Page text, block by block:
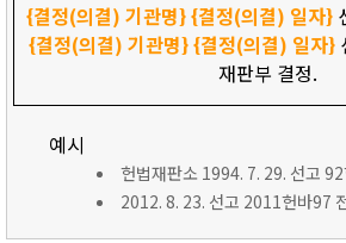
{결정(의결) 기관명}{결정(의결) 일자}
{결정(의결) 기관명}{결정(의결) 일자}
재판부 결정.
예시
헌법재판소 1994. 7. 29. 선고
2012. 8. 23. 선고 2011헌바97